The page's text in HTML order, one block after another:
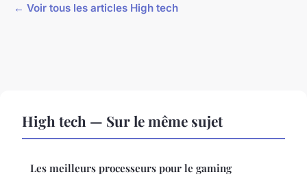
← Voir tous les articles High tech
High tech — Sur le même sujet
Les meilleurs processeurs pour le gaming